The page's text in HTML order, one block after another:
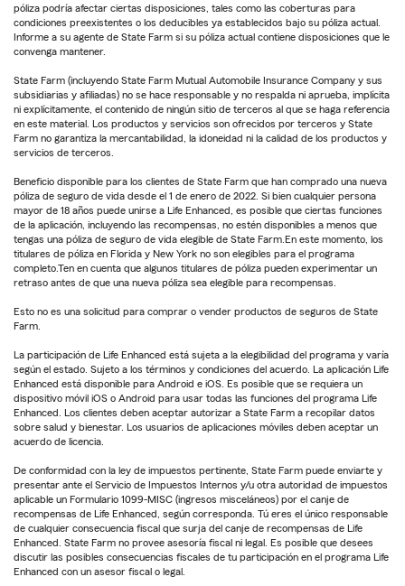
póliza podría afectar ciertas disposiciones, tales como las coberturas para
condiciones preexistentes o los deducibles ya establecidos bajo su póliza actual.
Informe a su agente de State Farm si su póliza actual contiene disposiciones que le
convenga mantener.
State Farm (incluyendo State Farm Mutual Automobile Insurance Company y sus
subsidiarias y afiliadas) no se hace responsable y no respalda ni aprueba, implícita
ni explícitamente, el contenido de ningún sitio de terceros al que se haga referencia
en este material. Los productos y servicios son ofrecidos por terceros y State
Farm no garantiza la mercantabilidad, la idoneidad ni la calidad de los productos y
servicios de terceros.
Beneficio disponible para los clientes de State Farm que han comprado una nueva
póliza de seguro de vida desde el 1 de enero de 2022. Si bien cualquier persona
mayor de 18 años puede unirse a Life Enhanced, es posible que ciertas funciones
de la aplicación, incluyendo las recompensas, no estén disponibles a menos que
tengas una póliza de seguro de vida elegible de State Farm.En este momento, los
titulares de póliza en Florida y New York no son elegibles para el programa
completo.Ten en cuenta que algunos titulares de póliza pueden experimentar un
retraso antes de que una nueva póliza sea elegible para recompensas.
Esto no es una solicitud para comprar o vender productos de seguros de State
Farm.
La participación de Life Enhanced está sujeta a la elegibilidad del programa y varía
según el estado. Sujeto a los términos y condiciones del acuerdo. La aplicación Life
Enhanced está disponible para Android e iOS. Es posible que se requiera un
dispositivo móvil iOS o Android para usar todas las funciones del programa Life
Enhanced. Los clientes deben aceptar autorizar a State Farm a recopilar datos
sobre salud y bienestar. Los usuarios de aplicaciones móviles deben aceptar un
acuerdo de licencia.
De conformidad con la ley de impuestos pertinente, State Farm puede enviarte y
presentar ante el Servicio de Impuestos Internos y/u otra autoridad de impuestos
aplicable un Formulario 1099-MISC (ingresos misceláneos) por el canje de
recompensas de Life Enhanced, según corresponda. Tú eres el único responsable
de cualquier consecuencia fiscal que surja del canje de recompensas de Life
Enhanced. State Farm no provee asesoría fiscal ni legal. Es posible que desees
discutir las posibles consecuencias fiscales de tu participación en el programa Life
Enhanced con un asesor fiscal o legal.